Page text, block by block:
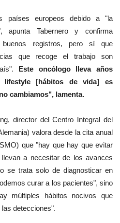
países europeos debido a "la
apunta Tabernero y confirma
buenos registros, pero sí que
que recoge el trabajo son
Este oncólogo lleva años
lifestyle [hábitos de vida] es
cambiamos", lamenta.
director del Centro Integral del
valora desde la cita anual
que "hay que hay que evitar
a necesitar de los avances
se trata solo de diagnosticar en
curar a los pacientes", sino
múltiples hábitos nocivos que
detecciones".